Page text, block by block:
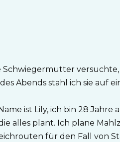
Schwiegermutter
Abends stahl ich sie auf
ist Lily, ich bin 28
alles plant. Ich plane
für den Fall von